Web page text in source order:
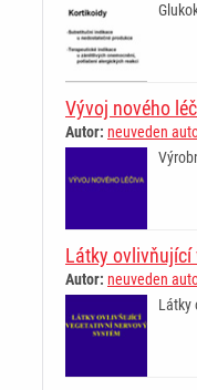
Vývoj nového
Autor: neuveden
Látky ovlivňující
Autor: neuveden
Látky